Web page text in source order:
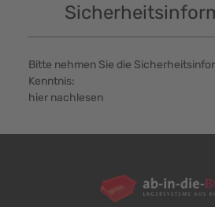
Bitte nehmen Sie die
Kenntnis:
hier nachlesen